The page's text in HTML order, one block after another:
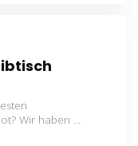
Wir haben ...